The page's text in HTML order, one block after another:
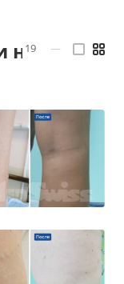
на
19 —